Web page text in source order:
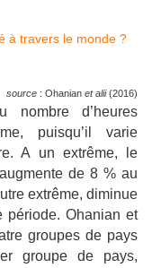
source : Ohanian et alii(2016)
nombre d’heures
puisqu’il varie
A un extrême, le
de 8 % au
extrême, diminue
période. Ohanian et
groupes de pays
groupe de pays,